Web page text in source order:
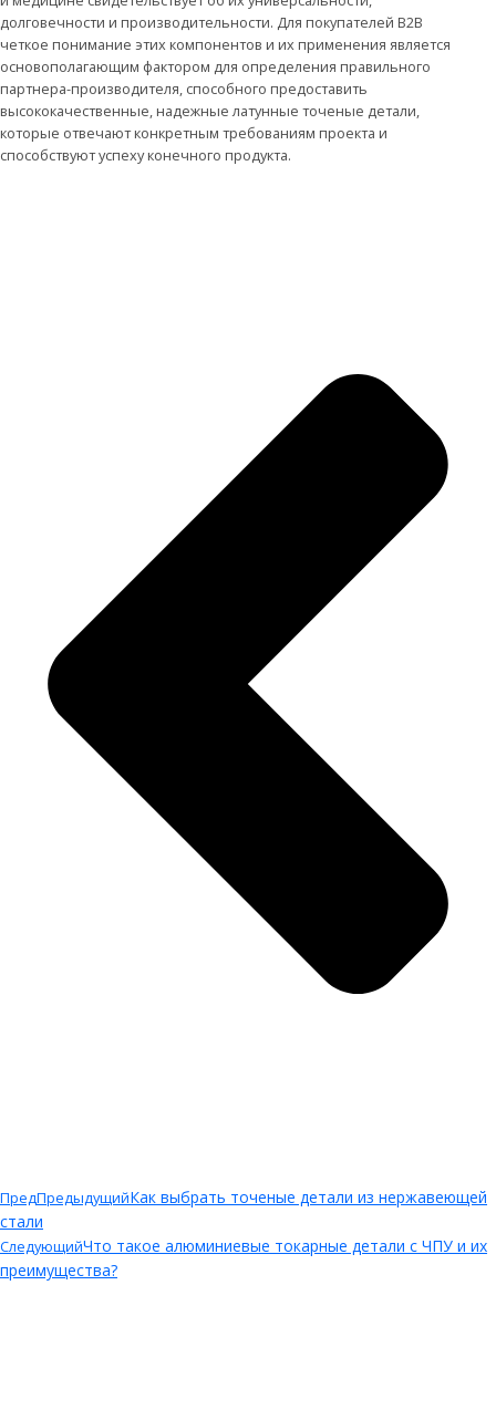
долговечности и производительности. Для покупателей B2B
четкое понимание этих компонентов и их применения является
основополагающим фактором для определения правильного
партнера-производителя, способного предоставить
высококачественные, надежные латунные точеные детали,
которые отвечают конкретным требованиям проекта и
способствуют успеху конечного продукта.
ПредПредыдущийКак выбрать точеные детали из нержавеющей
стали
СледующийЧто такое алюминиевые токарные детали с ЧПУ и их
преимущества?